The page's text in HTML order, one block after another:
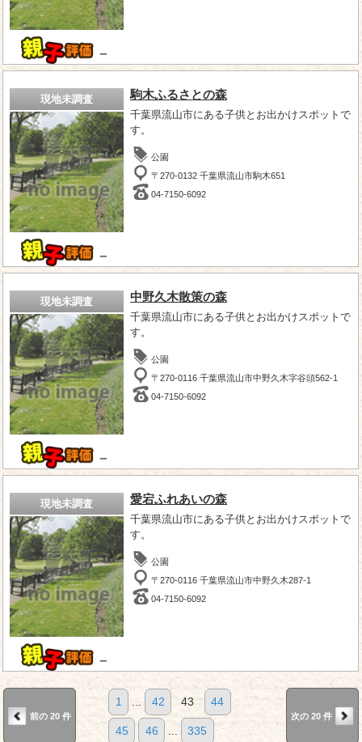
－
現地未調査
－
駒木ふるさとの森
千葉県流山市にある子供とお出かけスポットで
す。
公園
〒270-0132 千葉県流山市駒木651
04-7150-6092
現地未調査
－
中野久木散策の森
千葉県流山市にある子供とお出かけスポットで
す。
公園
〒270-0116 千葉県流山市中野久木字谷頭562-1
04-7150-6092
現地未調査
－
愛宕ふれあいの森
千葉県流山市にある子供とお出かけスポットで
す。
公園
〒270-0116 千葉県流山市中野久木287-1
04-7150-6092
前の 20 件
1 42 43 44
45 46 ... 335
次の 20 件